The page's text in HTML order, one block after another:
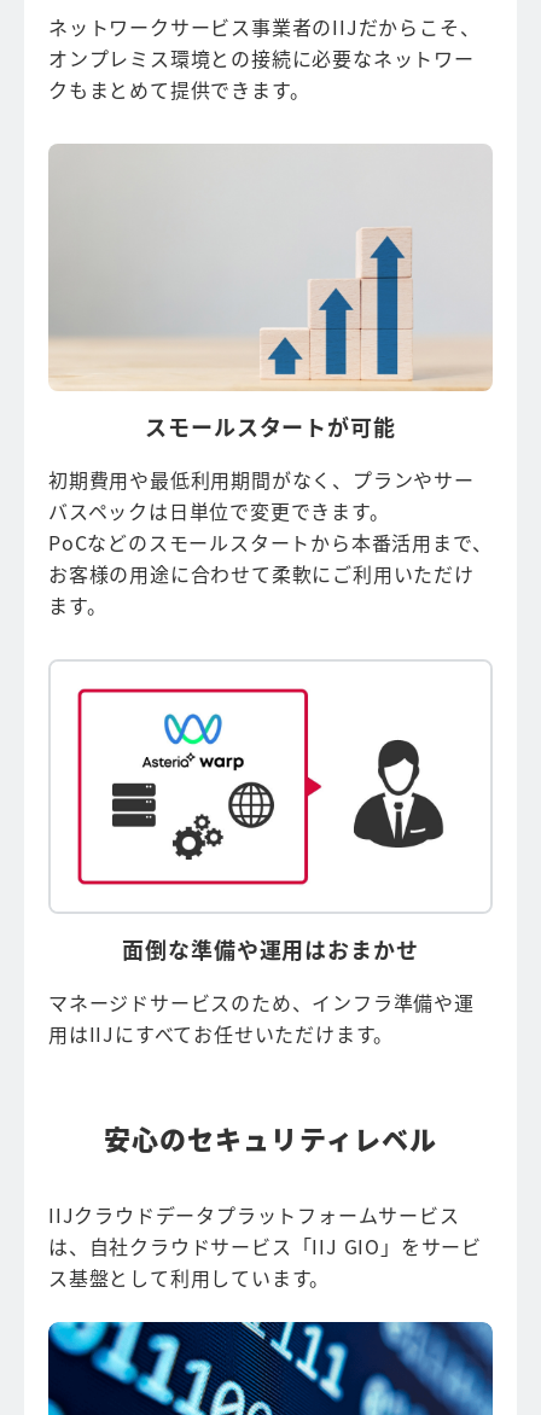
ネットワークサービス事業者のIIJだからこそ、
オンプレミス環境との接続に必要なネットワー
クもまとめて提供できます。
スモールスタートが可能
初期費用や最低利用期間がなく、プランやサー
バスペックは日単位で変更できます。
PoCなどのスモールスタートから本番活用まで、
お客様の用途に合わせて柔軟にご利用いただけ
ます。
面倒な準備や運用はおまかせ
マネージドサービスのため、インフラ準備や運
用はIIJにすべてお任せいただけます。
安心のセキュリティレベル
IIJクラウドデータプラットフォームサービス
は、自社クラウドサービス「IIJ GIO」をサービ
ス基盤として利用しています。